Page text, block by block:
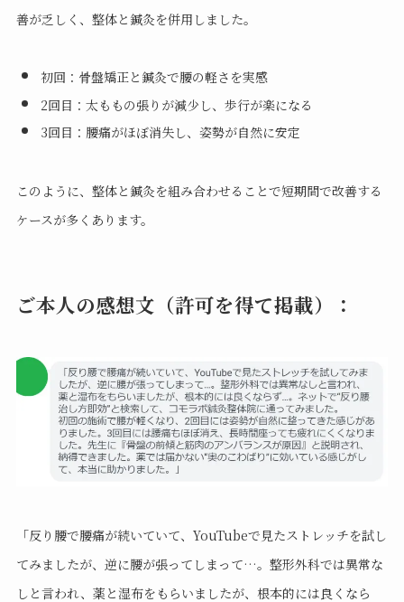
善が乏しく、整体と鍼灸を併用しました。
初回：骨盤矯正と鍼灸で腰の軽さを実感
2回目：太ももの張りが減少し、歩行が楽になる
3回目：腰痛がほぼ消失し、姿勢が自然に安定
このように、整体と鍼灸を組み合わせることで短期間で改善する
ケースが多くあります。
ご本人の感想文（許可を得て掲載） ：
「反り腰で腰痛が続いていて、YouTubeで見たストレッチを試し
てみましたが、逆に腰が張ってしまって…。整形外科では異常な
しと言われ、薬と湿布をもらいましたが、根本的には良くなら